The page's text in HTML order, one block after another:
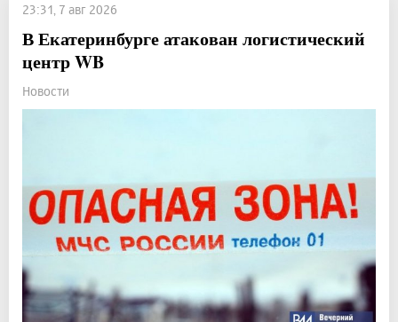
23:31, 7 авг 2026
В Екатеринбурге атакован логистический
центр WB
Новости